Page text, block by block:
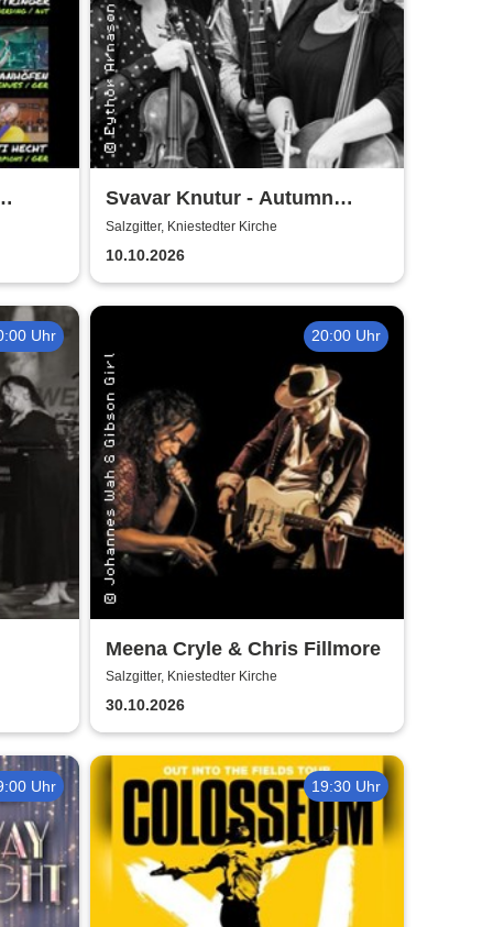
Svavar Knutur - Autumn
String Trio Tour
Salzgitter, Kniestedter Kirche
10.10.2026
Uhr 20:00 Uhr
Meena Cryle & Chris Fillmore
Salzgitter, Kniestedter Kirche
30.10.2026
Uhr 19:30 Uhr